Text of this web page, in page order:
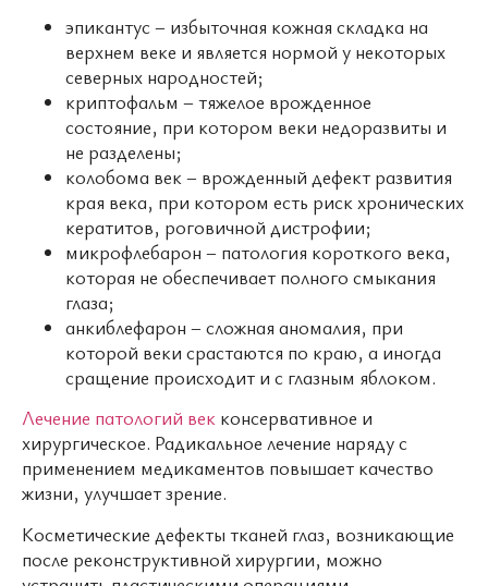
эпикантус – избыточная кожная складка на
верхнем веке и является нормой у некоторых
северных народностей;
криптофальм – тяжелое врожденное
состояние, при котором веки недоразвиты и
не разделены;
колобома век – врожденный дефект развития
края века, при котором есть риск хронических
кератитов, роговичной дистрофии;
микрофлебарон – патология короткого века,
которая не обеспечивает полного смыкания
глаза;
анкиблефарон – сложная аномалия, при
которой веки срастаются по краю, а иногда
сращение происходит и с глазным яблоком.
Лечение патологий век консервативное и
хирургическое. Радикальное лечение наряду с
применением медикаментов повышает качество
жизни, улучшает зрение.
Косметические дефекты тканей глаз, возникающие
после реконструктивной хирургии, можно